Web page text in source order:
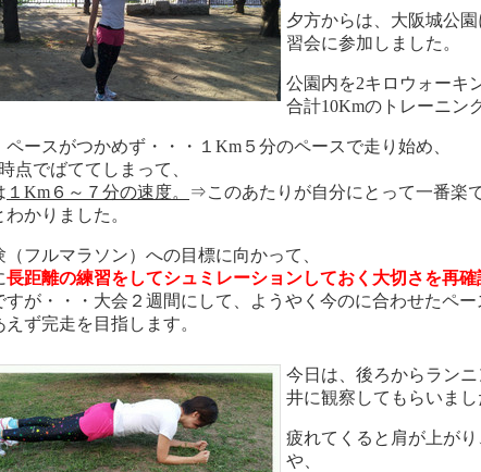
夕方からは、大阪城公
習会に参加しました。
公園内を2キロウォーキ
合計10Kmのトレーニン
ペースがつかめず・・・１Km５分のペースで走り始め、
点でばててしまって、
１Km６～７分の速度。
⇒このあたりが自分にとって一番楽
わかりました。
（フルマラソン）への目標に向かって、
長距離の練習をしてシュミレーションしておく大切さを再確
すが・・・大会２週間にして、ようやく今のに合わせたペー
えず完走を目指します。
今日は、後ろからラン
井に観察してもらいまし
疲れてくると肩が上が
や、